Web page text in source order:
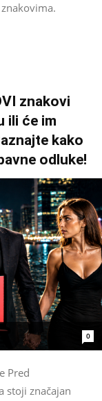
znakovi
ili će im
kako
odluke!
0
Pred
stoji značajan